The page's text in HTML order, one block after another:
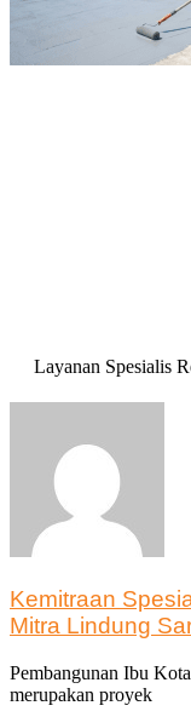
Layanan Spesialis
Kemitraan
Mitra Lindung
Pembangunan Ibu
merupakan proyek